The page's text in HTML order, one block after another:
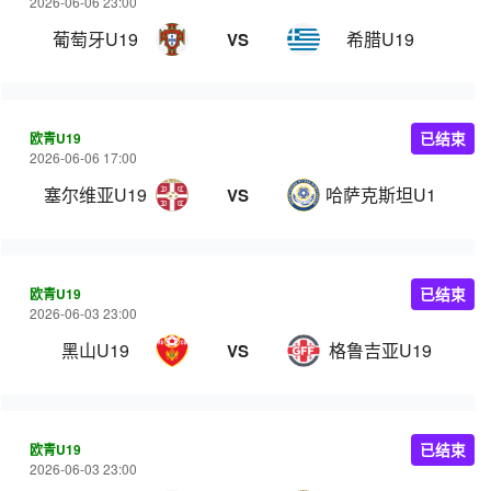
葡萄牙U19 VS 希腊U19
欧青U19
2026-06-06 17:00
塞尔维亚U19 VS 哈萨克斯坦U19
已结束
欧青U19
2026-06-03 23:00
黑山U19 VS 格鲁吉亚U19
已结束
欧青U19
2026-06-03 23:00
已结束